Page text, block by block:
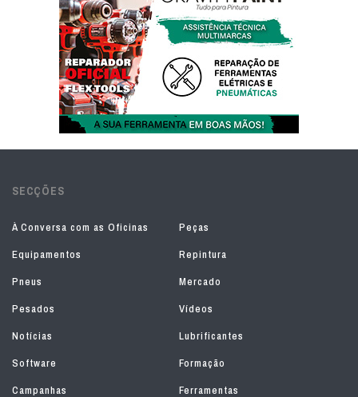
SECÇÕES
À Conversa com as Oficinas
Peças
Equipamentos
Repintura
Pneus
Mercado
Pesados
Vídeos
Notícias
Lubrificantes
Software
Formação
Campanhas
Ferramentas